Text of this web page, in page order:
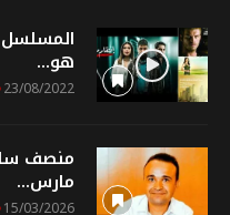
المسلسل
هو...
23/08/2022
منصف
مارس...
15/03/2026